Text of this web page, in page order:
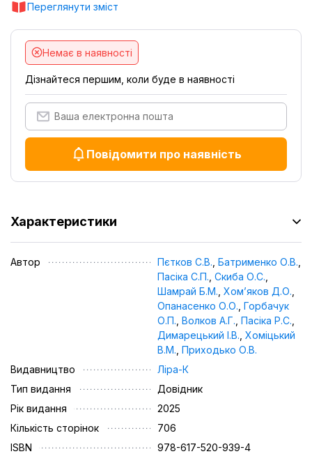
Переглянути зміст
Немає в наявності
Дізнайтеся першим, коли буде в наявності
Повідомити про наявність
Характеристики
Автор Пєтков С.В. Батрименко О.В.
Пасіка С.П. Скиба О.С.
Шамрай Б.М. Хом’яков Д.О.
Опанасенко О.О. Горбачук
О.П. Волков А.Г. Пасіка Р.С.
Димарецький І.В. Хоміцький
В.М. Приходько О.В.
Видавництво
Ліра-К
Тип видання
Довідник
Рік видання
2025
Кількість сторінок
706
ISBN
978-617-520-939-4